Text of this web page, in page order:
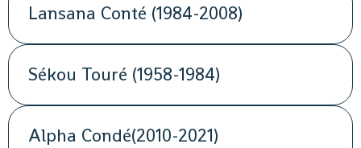
Lansana Conté (1984-2008)
Sékou Touré (1958-1984)
Alpha Condé(2010-2021)